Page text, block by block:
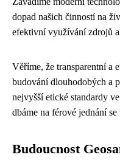
dopad našich činností na
efektivní využívání zdrojů
Věříme, že transparentní a
budování dlouhodobých a
nejvyšší etické standardy
dbáme na férové jednání
Budoucnost